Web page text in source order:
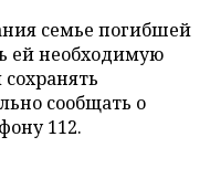
семье погибшей
ей необходимую
сообщать о
112.